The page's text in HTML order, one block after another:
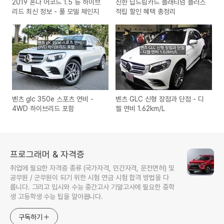
2019 혼다 어코드 1.5 등 하이브
리드 최신 정보 - 풀 모델 체인지
신한 딥드림카드 플래티넘 플러스
적립 할인 혜택 총정리
벤츠 glc 350e 스포츠 연비 -
4WD 하이브리드 포함
벤츠 GLC 신형 장점과 단점 - 디
젤 연비 1.62km/L
프로그래머 & 자격증
취업에 필요한 자격증 종류 (국가자격, 민간자격, 운전면허) 및
공무원 / 군무원이 되기 위한 시험 연금 시험 합격 방법을 다
룹니다. 그리고 입시와 수능 중간고사 기말고사에 필요한 중학
생 고등학생 수능 팁을 알아봅니다.
구독하기